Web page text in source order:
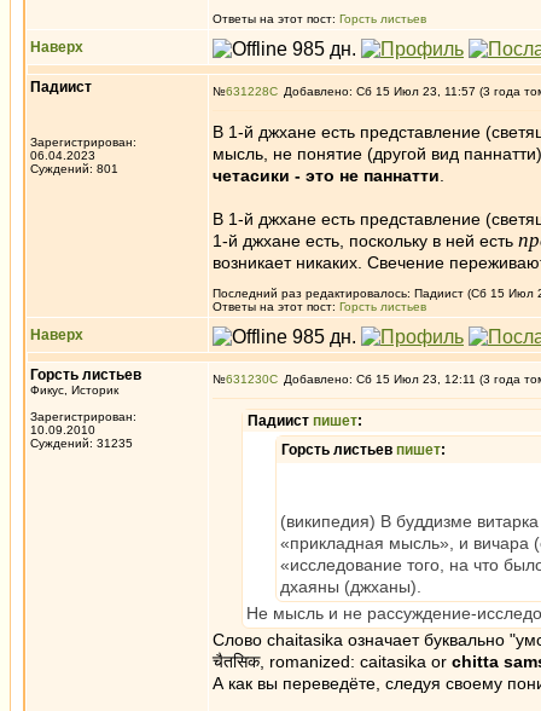
Ответы на этот пост: Горсть листьев
Наверх
Падиист
Зарегистрирован:
06.04.2023
Суждений: 801
№631228 Добавлено: Сб 15 Июл 23, 11:57 (3 года
В 1-й джхане есть представление
мысль, не понятие (другой вид
четасики - это не паннатти
В 1-й джхане есть представление
1-й джхане есть, поскольку в ней есть
возникает никаких. Свечение
Последний раз редактировалось: Падиист (Сб 15 Июл
Ответы на этот пост: Горсть листьев
Наверх
Горсть листьев
Фикус, Историк
Зарегистрирован:
10.09.2010
Суждений: 31235
№631230 Добавлено: Сб 15 Июл 23, 12:11 (3 года
Падиист пишет:
Горсть листьев пишет:
(википедия) В буддизме
«прикладная мысль», и вичара
«исследование того, на что
дхаяны (джханы).
Не мысль и не рассуждение-
Слово chaitasika означает буквально
चैतसिक, romanized: caitasika or chitta
А как вы переведёте, следуя своему